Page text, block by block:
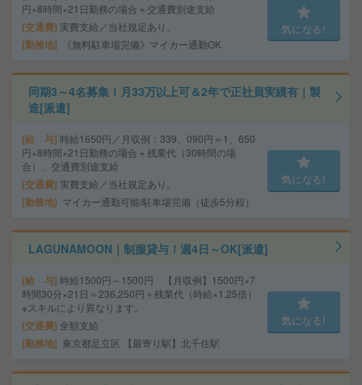
円×8時間×21日勤務の場合＋交通費別途支給
交通費 実費支給／当社規定あり。
勤務地 《無料駐車場完備》マイカー通勤OK
気になる!
同期3～4名募集！月33万以上可＆2年で正社員実績有｜製
造[派遣]
給 与 時給1650円／月収例：339、090円＝1、650
円×8時間×21日勤務の場合＋残業代（30時間の場
合）、交通費別途支給
交通費 実費支給／当社規定あり。
勤務地 マイカー通勤可能/駐車場完備（徒歩5分程）
気になる!
LAGUNAMOON｜制服貸与！週4日～OK[派遣]
給 与 時給1500円～1500円 【月収例】1500円×7
時間30分×21日＝236,250円＋残業代（時給×1.25倍）
※スキルにより異なります。
交通費 全額支給
勤務地 東京都足立区 【最寄り駅】北千住駅
気になる!